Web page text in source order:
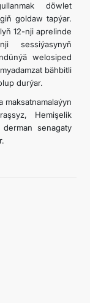
döwlet
goldaw tapýar.
12-nji aprelinde
sessiýasynyň
welosiped
bähbitli
durýar.
maksatnamalaýyn
Hemişelik
senagaty